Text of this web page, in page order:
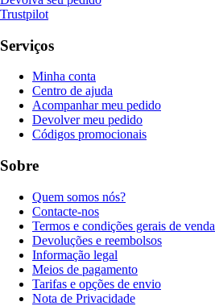
Trustpilot
Serviços
Minha conta
Centro de ajuda
Acompanhar meu pedido
Devolver meu pedido
Códigos promocionais
Sobre
Quem somos nós?
Contacte-nos
Termos e condições gerais de venda
Devoluções e reembolsos
Informação legal
Meios de pagamento
Tarifas e opções de envio
Nota de Privacidade